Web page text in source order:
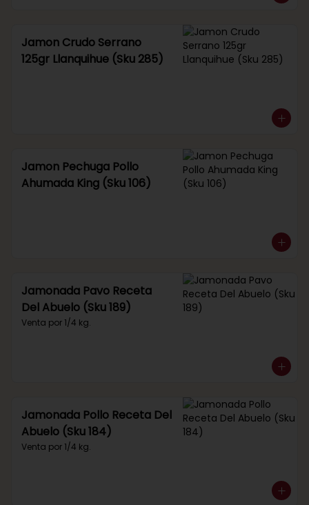
Jamon Crudo Serrano
125gr Llanquihue (Sku 285)
Jamon Pechuga Pollo
Ahumada King (Sku 106)
Jamonada Pavo Receta
Del Abuelo (Sku 189)
Venta por 1/4 kg.
Jamonada Pollo Receta Del
Abuelo (Sku 184)
Venta por 1/4 kg.